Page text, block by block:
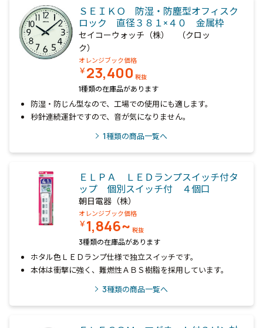
ＳＥＩＫＯ 防湿・防塵型オフィスク
ロック 直径３８１×４０ 金属枠
セイコーウォッチ（株） （クロッ
ク）
オレンジブック価格
￥23,400 税抜
1種類の在庫品があります
防湿・防じん型なので、工場での使用にも適します。
秒針連続運針ですので、音が気になりません。
1種類の商品一覧へ
ＥＬＰＡ ＬＥＤランプスイッチ付タ
ップ 個別スイッチ付 ４個口
朝日電器（株）
オレンジブック価格
￥1,846~ 税抜
3種類の在庫品があります
ホタル色ＬＥＤランプ仕様で独立スイッチです。
本体は衝撃に強く、難燃性ＡＢＳ樹脂を採用しています。
3種類の商品一覧へ